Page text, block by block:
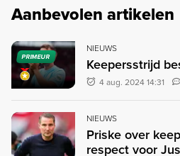
Aanbevolen artikelen
PRIMEUR
NIEUWS
Keepersstrijd
4 aug. 2024 14:31
NIEUWS
Priske over
respect voor